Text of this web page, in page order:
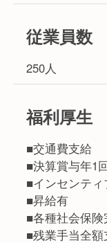
従業員数
250人
福利厚生
■交通費支給
■決算賞与年1
■インセンティ
■昇給有
■各種社会保険
■残業手当全額